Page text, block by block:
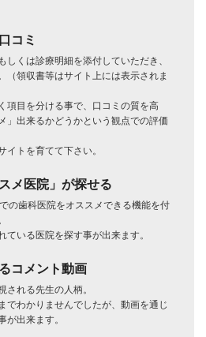
コミ
しくは診療明細を添付していただき、
（領収書等はサイト上には表示されま
項目を分ける事で、口コミの質を高
」出来るかどうかという観点での評価
イトを育てて下さい。
メ医院」が探せる
の歯科医院をオススメできる機能を付
ている医院を探す事が出来ます。
コメント動画
される先生の人柄。
でわかりませんでしたが、動画を通じ
が出来ます。